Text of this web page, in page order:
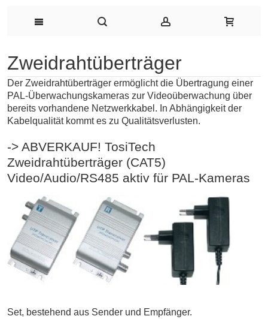
Zweidrahtüberträger
Der Zweidrahtüberträger ermöglicht die Übertragung einer
PAL-Überwachungskameras zur Videoüberwachung über
bereits vorhandene Netzwerkkabel. In Abhängigkeit der
Kabelqualität kommt es zu Qualitätsverlusten.
-> ABVERKAUF! TosiTech
Zweidrahtüberträger (CAT5)
Video/Audio/RS485 aktiv für PAL-Kameras
Set, bestehend aus Sender und Empfänger.